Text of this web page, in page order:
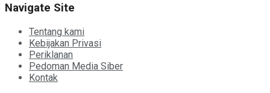
Navigate Site
Tentang kami
Kebijakan Privasi
Periklanan
Pedoman Media Siber
Kontak